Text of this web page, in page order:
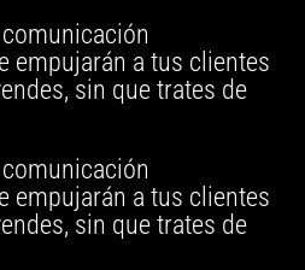
empujarán a tus clientes
sin que trates de
empujarán a tus clientes
sin que trates de